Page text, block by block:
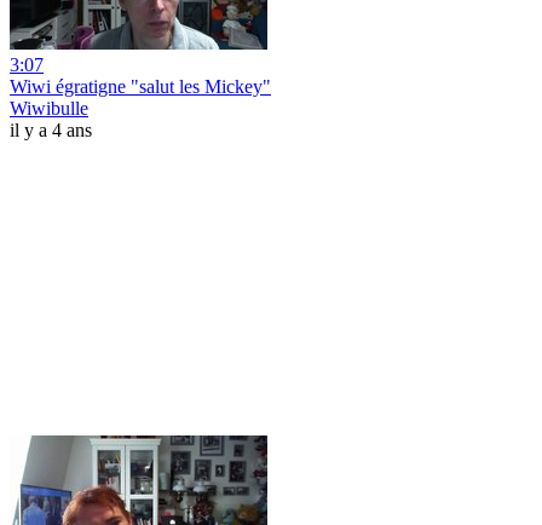
3:07
Wiwi égratigne "salut les Mickey"
Wiwibulle
il y a 4 ans